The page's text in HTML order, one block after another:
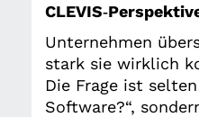
Unternehmen
stark sie wirklich
Die Frage ist
Software?“,